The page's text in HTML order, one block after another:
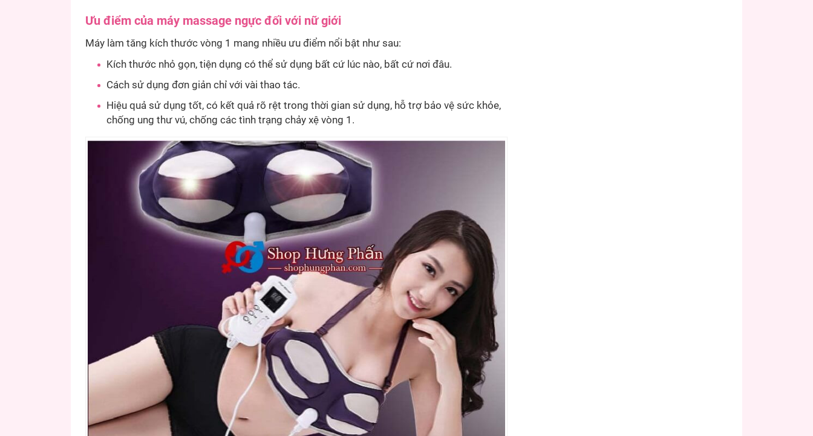
Ưu điểm của máy massage ngực đối với nữ giới
Máy làm tăng kích thước vòng 1 mang nhiều ưu điểm nổi bật như sau:
Kích thước nhỏ gọn, tiện dụng có thể sử dụng bất cứ lúc nào, bất cứ nơi đâu.
Cách sử dụng đơn giản chỉ với vài thao tác.
Hiệu quả sử dụng tốt, có kết quả rõ rệt trong thời gian sử dụng, hỗ trợ bảo vệ sức khỏe,
chống ung thư vú, chống các tình trạng chảy xệ vòng 1.